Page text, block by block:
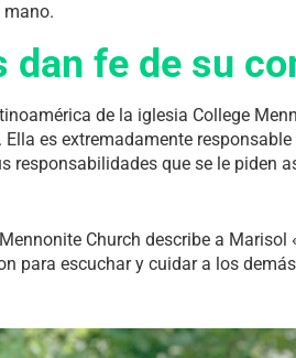
fe de su
de la iglesia College
es extremadamente
responsabilidades que se le piden
Church describe a
para escuchar y cuidar a los